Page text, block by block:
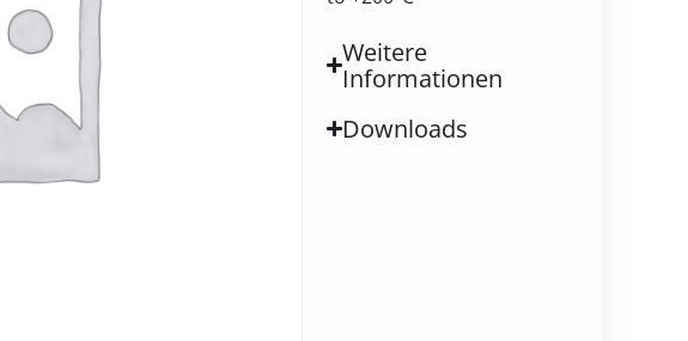
Weitere
Informationen
Downloads